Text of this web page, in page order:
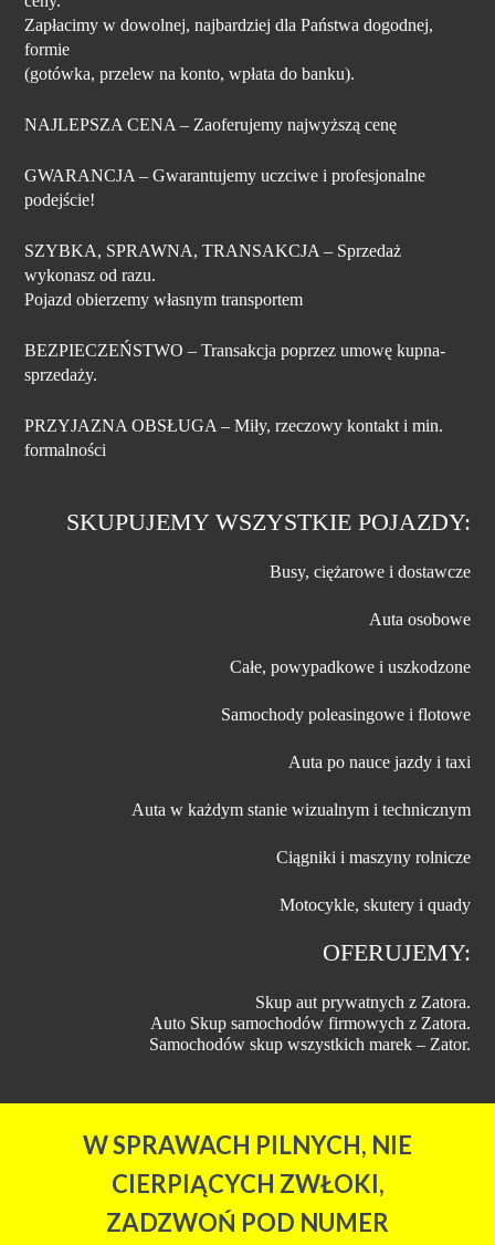
Zapłacimy w dowolnej, najbardziej dla Państwa dogodnej,
formie
(gotówka, przelew na konto, wpłata do banku).
NAJLEPSZA CENA – Zaoferujemy najwyższą cenę
GWARANCJA – Gwarantujemy uczciwe i profesjonalne
podejście!
SZYBKA, SPRAWNA, TRANSAKCJA – Sprzedaż
wykonasz od razu.
Pojazd obierzemy własnym transportem
BEZPIECZEŃSTWO – Transakcja poprzez umowę kupna-
sprzedaży.
PRZYJAZNA OBSŁUGA – Miły, rzeczowy kontakt i min.
formalności
SKUPUJEMY WSZYSTKIE POJAZDY:
Busy, ciężarowe i dostawcze
Auta osobowe
Całe, powypadkowe i uszkodzone
Samochody poleasingowe i flotowe
Auta po nauce jazdy i taxi
Auta w każdym stanie wizualnym i technicznym
Ciągniki i maszyny rolnicze
Motocykle, skutery i quady
OFERUJEMY:
Skup aut prywatnych z Zatora.
Auto Skup samochodów firmowych z Zatora.
Samochodów skup wszystkich marek – Zator.
W SPRAWACH PILNYCH, NIE
CIERPIĄCYCH ZWŁOKI,
ZADZWOŃ POD NUMER